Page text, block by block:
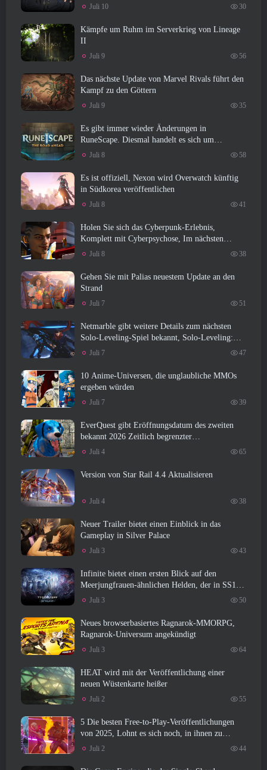
begonnen
Juli 10 30
Kämpfe um Ruhm im Serverkrieg von Lineage
II
Juli 9 56
Das nächste Update von Marvel Rivals führt den
Kampf zu den Göttern
Juli 9 35
Es gibt immer wieder Änderungen in
RuneScape. Diesmal handelt es sich um
Spielerunterkünfte
Juli 8 58
Es ist offiziell, Nexon wird Overwatch künftig
in Südkorea veröffentlichen
Juli 8 41
Holen Sie sich das Cyberpunk-Erlebnis,
Komplett mit Cyberpsychose, Im nächsten
Crossover-Event von Apex Legends
Juli 8 38
Gehen Sie mit Palias neuestem Update an den
Strand
Juli 7 51
Netmarble gibt weitere Details zum nächsten
Solo-Leveling-Spiel bekannt, Solo-Leveling:
KARMA auf der Anime Expo
Juli 7 47
10 Anime-Universen, die unglaubliche MMOs
ergeben würden
Juli 7 39
EverQuest gibt Eröffnungsdatum des zweiten
bekannt 2026 Zeitlich begrenzter
Erweiterungsserver
Juli 4 65
Version von Star Rail 4.4 Aktualisieren
Juli 4 38
Neuer Trailer bietet einen Einblick in das
Gameplay in Silver Palace
Juli 3 43
Infinite bietet einen ersten Blick auf den
Meerjungfrauen-ähnlichen Helden, der in SS13
erscheint: Nachlicht
Juli 3 50
Neues browserbasiertes Ragnarok-MMORPG,
Ragnarok-Universum angekündigt
Juli 3 64
HEAT wird mit der Veröffentlichung einer
neuen Wüstenkarte heißer
Juli 2 55
5 Die besten Free-to-Play-Veröffentlichungen
von 2025, Lohnt es sich noch, in ihnen zu
spielen? 2026?
Juli 2 44